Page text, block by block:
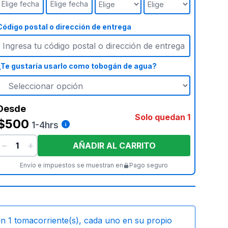
Elige fecha
Elige fecha
postal o dirección de entrega
gustaría usarlo como tobogán de agua?
1-4hrs
Solo quedan 1
− + AÑADIR AL CARRITO
Envío e impuestos se muestran en Pago seguro
1 tomacorriente(s), cada uno en su propio